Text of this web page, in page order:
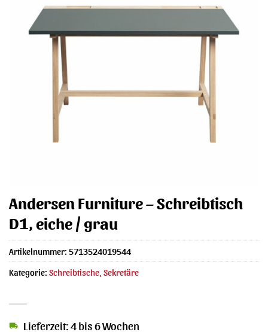
Andersen Furniture – Schreibtisch
D1, eiche / grau
Lieferzeit: 4 bis 6 Wochen
Artikelnummer: 5713524019544
Kategorie: Schreibtische, Sekretäre